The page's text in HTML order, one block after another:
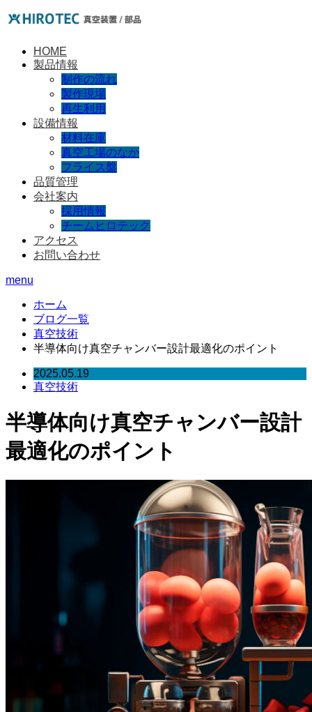
HOME
製品情報
制作の流れ
製作現場
再生利用
設備情報
材料在庫
真空工場のなか
フライス盤
品質管理
会社案内
採用情報
チームヒロテック
アクセス
お問い合わせ
menu
ホーム
ブログ一覧
真空技術
半導体向け真空チャンバー設計最適化のポイント
2025.05.19
真空技術
半導体向け真空チャンバー設計
最適化のポイント